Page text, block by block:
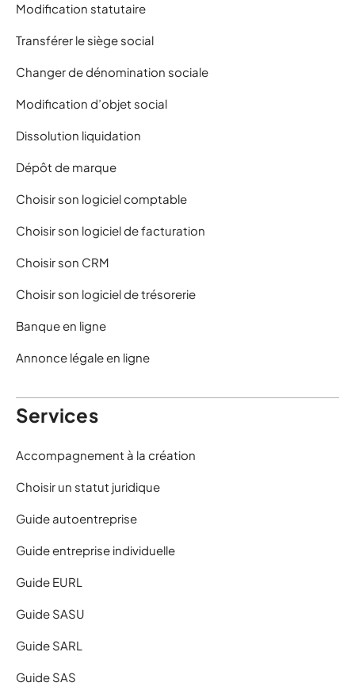
Modification statutaire
Transférer le siège social
Changer de dénomination sociale
Modification d’objet social
Dissolution liquidation
Dépôt de marque
Choisir son logiciel comptable
Choisir son logiciel de facturation
Choisir son CRM
Choisir son logiciel de trésorerie
Banque en ligne
Annonce légale en ligne
Services
Accompagnement à la création
Choisir un statut juridique
Guide autoentreprise
Guide entreprise individuelle
Guide EURL
Guide SASU
Guide SARL
Guide SAS